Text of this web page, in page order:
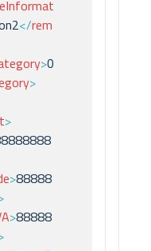
</rem
>0
>
>
>88888
>88888